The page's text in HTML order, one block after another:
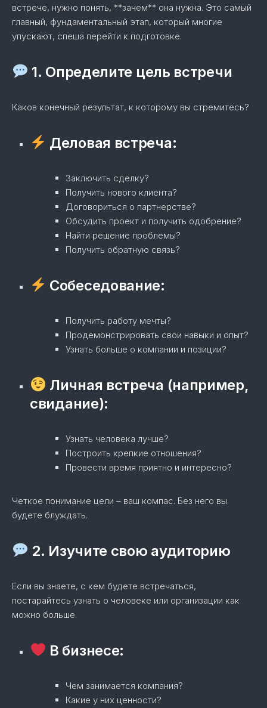
встрече, нужно понять, **зачем** она нужна. Это самый
главный, фундаментальный этап, который многие
упускают, спеша перейти к подготовке.
1. Определите цель встречи
Каков конечный результат, к которому вы стремитесь?
Деловая встреча:
Заключить сделку?
Получить нового клиента?
Договориться о партнерстве?
Обсудить проект и получить одобрение?
Найти решение проблемы?
Получить обратную связь?
Собеседование:
Получить работу мечты?
Продемонстрировать свои навыки и опыт?
Узнать больше о компании и позиции?
Личная встреча (например,
свидание):
Узнать человека лучше?
Построить крепкие отношения?
Провести время приятно и интересно?
Четкое понимание цели – ваш компас. Без него вы
будете блуждать.
2. Изучите свою аудиторию
Если вы знаете, с кем будете встречаться,
постарайтесь узнать о человеке или организации как
можно больше.
В бизнесе:
Чем занимается компания?
Какие у них ценности?